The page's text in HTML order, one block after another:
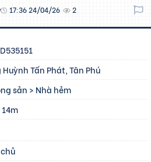
17:36 24/04/26 2
Tấn Phát, Tân Phú
sản > Nhà hẻm